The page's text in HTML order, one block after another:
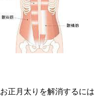
お正月太りを解消するには